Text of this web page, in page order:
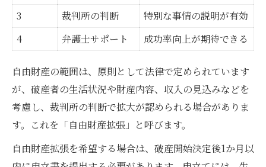
3 裁判所の判断
特別な事情の説明が有効
4
弁護士サポート 成功率向上が期待できる
自由財産の範囲は、原則として法律で定められています
が、破産者の生活状況や財産内容、収入の見込みなどを
考慮し、裁判所の判断で拡大が認められる場合がありま
す。これを「自由財産拡張」と呼びます。
自由財産拡張を希望する場合は、破産開始決定後1か月以